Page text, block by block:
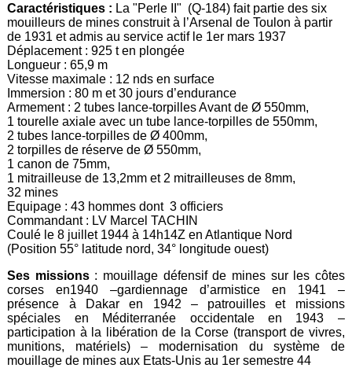
Caractéristiques : La "Perle II" (Q-184) fait partie des six
mouilleurs de mines construit à l’Arsenal de Toulon à partir
de 1931 et admis au service actif le 1er mars 1937
Déplacement : 925 t en plongée
Longueur : 65,9 m
Vitesse maximale : 12 nds en surface
Immersion : 80 m et 30 jours d’endurance
Armement : 2 tubes lance-torpilles Avant de Ø 550mm,
1 tourelle axiale avec un tube lance-torpilles de 550mm,
2 tubes lance-torpilles de Ø 400mm,
2 torpilles de réserve de Ø 550mm,
1 canon de 75mm,
1 mitrailleuse de 13,2mm et 2 mitrailleuses de 8mm,
32 mines
Equipage : 43 hommes dont 3 officiers
Commandant : LV Marcel TACHIN
Coulé le 8 juillet 1944 à 14h14Z en Atlantique Nord
(Position 55° latitude nord, 34° longitude ouest)
Ses missions : mouillage défensif de mines sur les côtes
corses en1940 –gardiennage d’armistice en 1941 –
présence à Dakar en 1942 – patrouilles et missions
spéciales en Méditerranée occidentale en 1943 –
participation à la libération de la Corse (transport de vivres,
munitions, matériels) – modernisation du système de
mouillage de mines aux Etats-Unis au 1er semestre 44